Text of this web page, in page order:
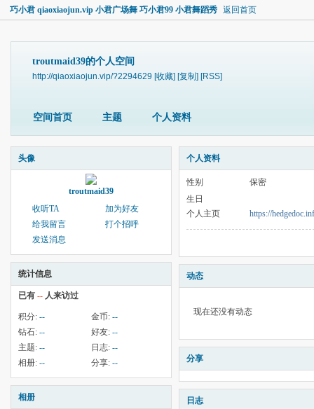
巧小君 qiaoxiaojun.vip 小君广场舞 巧小君99 小君舞蹈秀 返回首页
troutmaid39的个人空间
http://qiaoxiaojun.vip/?2294629 [收藏] [复制] [RSS]
空间首页 主题 个人资料
头像
troutmaid39
收听TA
加为好友
给我留言
打个招呼
发送消息
统计信息
已有 -- 人来访过
积分: -- 金币: --
钻石: -- 好友: --
主题: -- 日志: --
相册: -- 分享: --
相册
个人资料
性别
保密
生日
个人主页
https://
动态
现在还没有动态
分享
日志